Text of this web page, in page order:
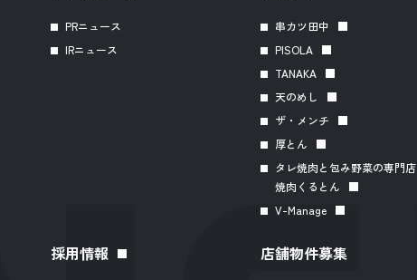
PRニュース
IRニュース
串カツ田中
PISOLA
TANAKA
天のめし
ザ・メンチ
厚とん
タレ焼肉と包み野菜の専門店
焼肉くるとん
V-Manage
採用情報 店舗物件募集